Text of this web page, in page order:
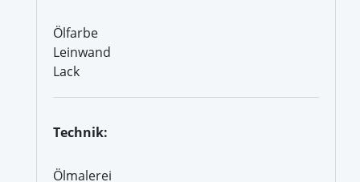
Ölfarbe
Leinwand
Lack
Technik:
Ölmalerei